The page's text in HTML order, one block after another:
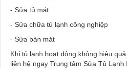
- Sửa tủ mát
- Sửa chữa tủ lạnh công nghiệp
- Sửa bàn mát
Khi tủ lạnh hoạt động không hiệu
liên hệ ngay Trung tâm Sửa Tủ